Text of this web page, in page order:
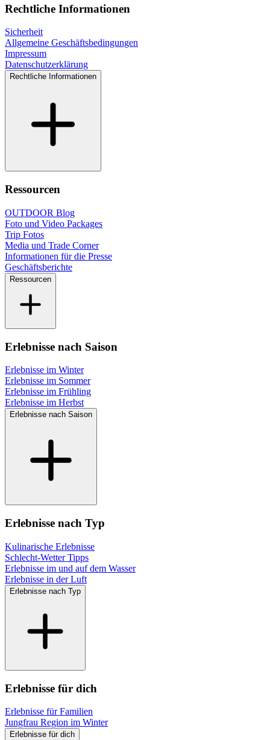
Rechtliche Informationen
Sicherheit
Allgemeine Geschäftsbedingungen
Impressum
Datenschutzerklärung
Rechtliche Informationen
Ressourcen
OUTDOOR Blog
Foto und Video Packages
Trip Fotos
Media und Trade Corner
Informationen für die Presse
Geschäftsberichte
Ressourcen
Erlebnisse nach Saison
Erlebnisse im Winter
Erlebnisse im Sommer
Erlebnisse im Frühling
Erlebnisse im Herbst
Erlebnisse nach Saison
Erlebnisse nach Typ
Kulinarische Erlebnisse
Schlecht-Wetter Tipps
Erlebnisse im und auf dem Wasser
Erlebnisse in der Luft
Erlebnisse nach Typ
Erlebnisse für dich
Erlebnisse für Familien
Jungfrau Region im Winter
Erlebnisse für dich